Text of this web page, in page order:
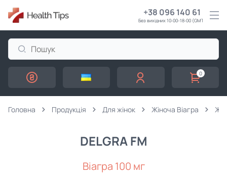
+38 096 140 61 61
Без вихідних 10:00-18:00 (GMT+3)
0
Головна Продукція Для жінок Жіноча Віагра
DELGRA FM
Віагра 100 мг